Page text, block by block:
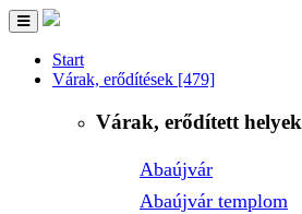
Toggle
navigation
Start
Várak, erődítések [479]
Várak, erődített helyek
Abaújvár
Abaújvár templom